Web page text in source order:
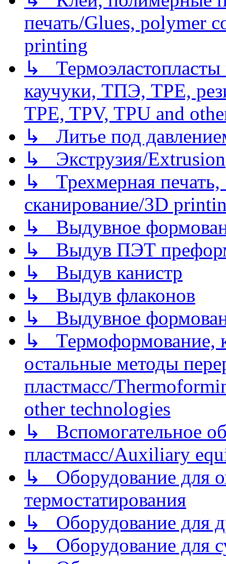
печать/Glues, polymer
printing
↳
каучуки, ТПЭ, TPE,
TPE, TPV, TPU and
↳ Литье под
↳ Экструзия/Extrusion
↳ Трехмерная
сканирование/3D
↳ Выдувное
↳ Выдув ПЭТ
↳ Выдув канистр
↳ Выдув флаконов
↳ Выдувное
↳ Термоформование,
остальные методы
пластмасс/
other technologies
↳ Вспомогательное
пластмасс/Auxiliary
↳ Оборудование для
термостатирования
↳ Оборудование для
↳ Оборудование для